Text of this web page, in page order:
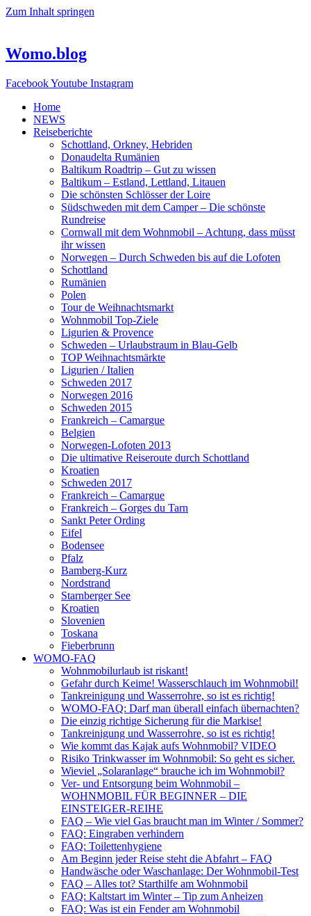
Zum Inhalt springen
Womo.blog
FacebookYoutube Instagram
Home
NEWS
Reiseberichte
Schottland, Orkney, Hebriden
Donaudelta Rumänien
Baltikum Roadtrip – Gut zu wissen
Baltikum – Estland, Lettland, Litauen
Die schönsten Schlösser der Loire
Südschweden mit dem Camper – Die schönste
Rundreise
Cornwall mit dem Wohnmobil – Achtung, dass müsst
ihr wissen
Norwegen – Durch Schweden bis auf die Lofoten
Schottland
Rumänien
Polen
Tour de Weihnachtsmarkt
Wohnmobil Top-Ziele
Ligurien & Provence
Schweden – Urlaubstraum in Blau-Gelb
TOP Weihnachtsmärkte
Ligurien / Italien
Schweden 2017
Norwegen 2016
Schweden 2015
Frankreich – Camargue
Belgien
Norwegen-Lofoten 2013
Die ultimative Reiseroute durch Schottland
Kroatien
Schweden 2017
Frankreich – Camargue
Frankreich – Gorges du Tarn
Sankt Peter Ording
Eifel
Bodensee
Pfalz
Bamberg-Kurz
Nordstrand
Starnberger See
Kroatien
Slovenien
Toskana
Fieberbrunn
WOMO-FAQ
Wohnmobilurlaub ist riskant!
Gefahr durch Keime! Wasserschlauch im Wohnmobil!
Tankreinigung und Wasserrohre, so ist es richtig!
WOMO-FAQ: Darf man überall einfach übernachten?
Die einzig richtige Sicherung für die Markise!
Tankreinigung und Wasserrohre, so ist es richtig!
Wie kommt das Kajak aufs Wohnmobil? VIDEO
Risiko Trinkwasser im Wohnmobil: So geht es sicher.
Wieviel „Solaranlage“ brauche ich im Wohnmobil?
Ver- und Entsorgung beim Wohnmobil –
WOHNMOBIL FÜR BEGINNER – DIE
EINSTEIGER-REIHE
FAQ – Wie viel Gas braucht man im Winter / Sommer?
FAQ: Eingraben verhindern
FAQ: Toilettenhygiene
Am Beginn jeder Reise steht die Abfahrt – FAQ
Handwäsche oder Waschanlage: Der Wohnmobil-Test
FAQ – Alles tot? Starthilfe am Wohnmobil
FAQ: Kaltstart im Winter – Tip zum Anheizen
FAQ: Was ist ein Fender am Wohnmobil